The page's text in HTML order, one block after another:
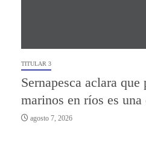
TITULAR 3
Sernapesca aclara
marinos en ríos es
agosto 7, 2026